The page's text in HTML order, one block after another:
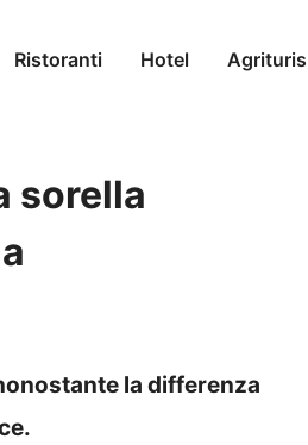
Ristoranti Hotel
sorella
la differenza